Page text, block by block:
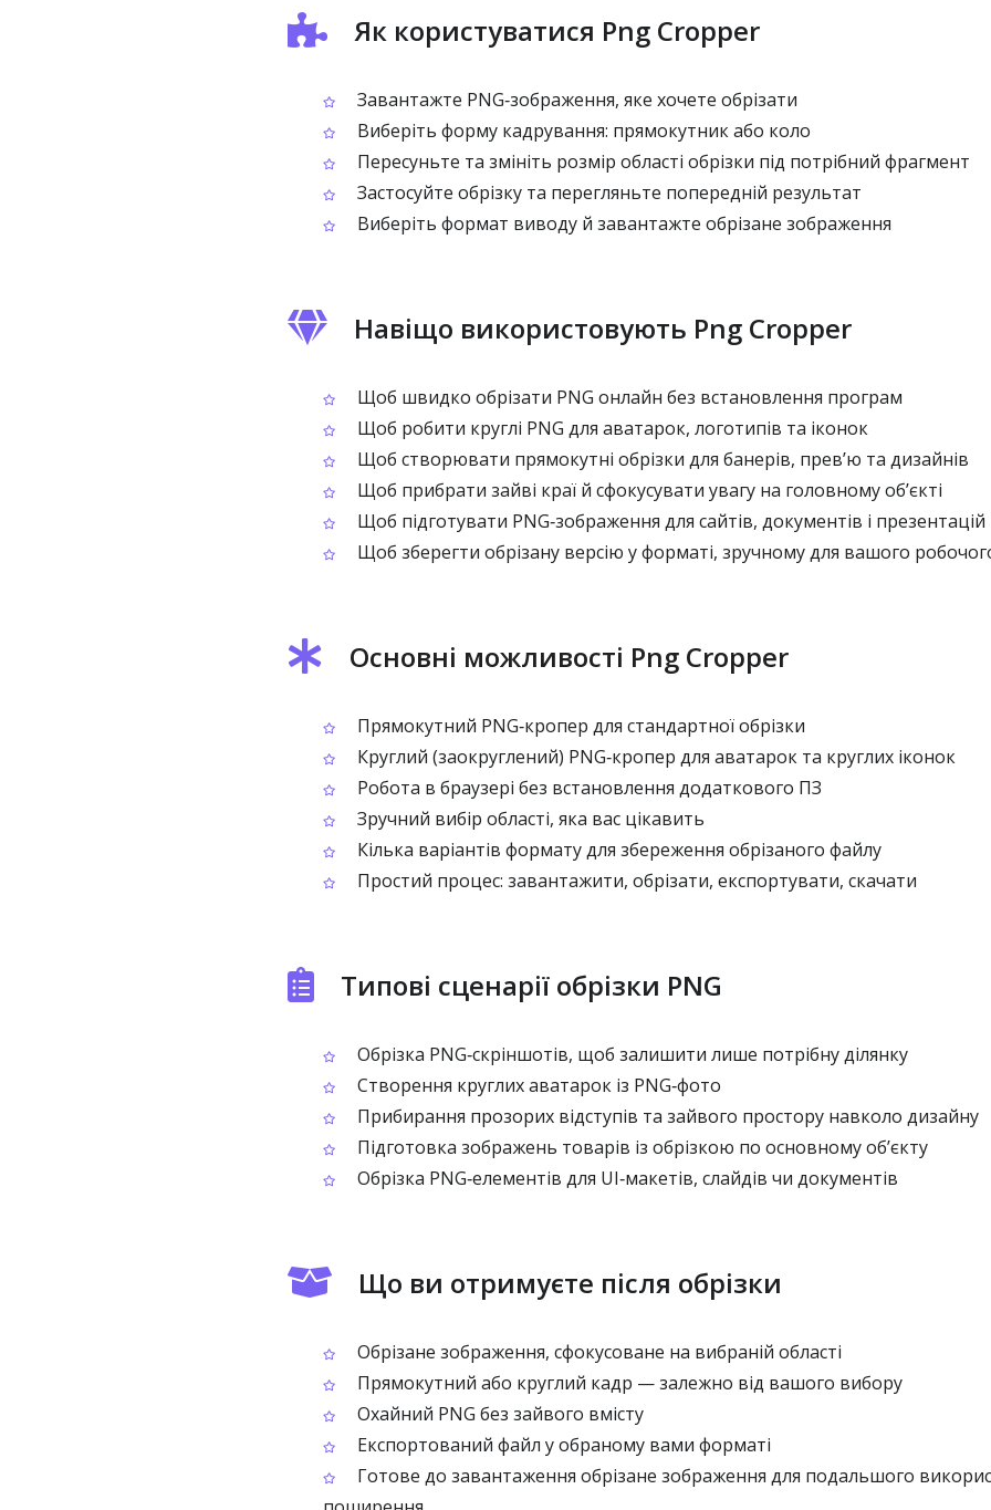
Як користуватися Png Cropper
Завантажте PNG‑зображення, яке хочете обрізати
Виберіть форму кадрування: прямокутник або коло
Пересуньте та змініть розмір області обрізки під потрібний фрагмент
Застосуйте обрізку та перегляньте попередній результат
Виберіть формат виводу й завантажте обрізане зображення
Навіщо використовують Png Cropper
Щоб швидко обрізати PNG онлайн без встановлення програм
Щоб робити круглі PNG для аватарок, логотипів та іконок
Щоб створювати прямокутні обрізки для банерів, прев’ю та дизайнів
Щоб прибрати зайві краї й сфокусувати увагу на головному об’єкті
Щоб підготувати PNG‑зображення для сайтів, документів і презентацій
Щоб зберегти обрізану версію у форматі, зручному для вашого
Основні можливості Png Cropper
Прямокутний PNG‑кропер для стандартної обрізки
Круглий (заокруглений) PNG‑кропер для аватарок та круглих іконок
Робота в браузері без встановлення додаткового ПЗ
Зручний вибір області, яка вас цікавить
Кілька варіантів формату для збереження обрізаного файлу
Простий процес: завантажити, обрізати, експортувати, скачати
Типові сценарії обрізки PNG
Обрізка PNG‑скріншотів, щоб залишити лише потрібну ділянку
Створення круглих аватарок із PNG‑фото
Прибирання прозорих відступів та зайвого простору навколо дизайну
Підготовка зображень товарів із обрізкою по основному об’єкту
Обрізка PNG‑елементів для UI‑макетів, слайдів чи документів
Що ви отримуєте після обрізки
Обрізане зображення, сфокусоване на вибраній області
Прямокутний або круглий кадр — залежно від вашого вибору
Охайний PNG без зайвого вмісту
Експортований файл у обраному вами форматі
Готове до завантаження обрізане зображення для подальшого